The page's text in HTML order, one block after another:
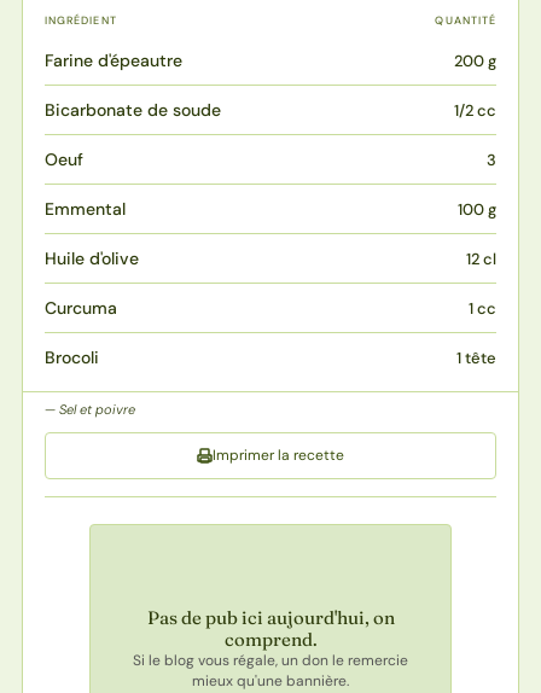
INGRÉDIENT QUANTITÉ
Farine d'épeautre 200 g
Bicarbonate de soude 1/2 cc
Oeuf 3
Emmental 100 g
Huile d'olive 12 cl
Curcuma 1 cc
Brocoli 1 tête
Sel et poivre
Imprimer la recette
Pas de pub ici aujourd'hui, on
comprend.
Si le blog vous régale, un don le remercie
mieux qu'une bannière.